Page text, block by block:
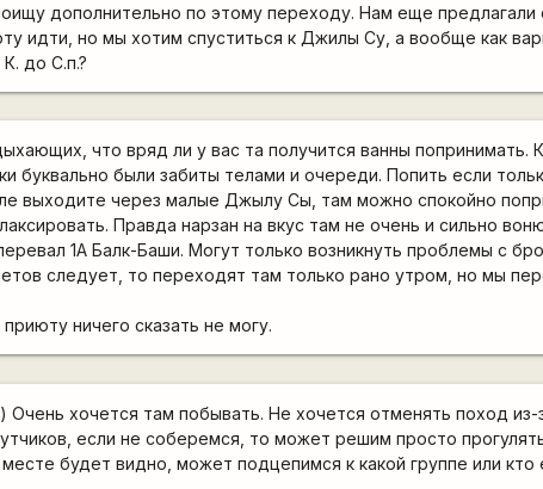
дополнительно по этому переходу. Нам еще предлагали
идти, но мы хотим спуститься к Джилы Су, а вообще как
до С.п.?
что вряд ли у вас та получится ванны попринимать.
буквально были забиты телами и очереди. Попить если
выходите через малые Джылу Сы, там можно спокойно
Правда нарзан на вкус там не очень и сильно
1А Балк-Баши. Могут только возникнуть проблемы с
следует, то переходят там только рано утром, но мы
ничего сказать не могу.
хочется там побывать. Не хочется отменять поход из-
если не соберемся, то может решим просто
будет видно, может подцепимся к какой группе или кто